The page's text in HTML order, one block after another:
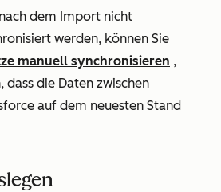
dem Import nicht
werden, können Sie
manuell synchronisieren ,
dass die Daten zwischen
auf dem neuesten Stand